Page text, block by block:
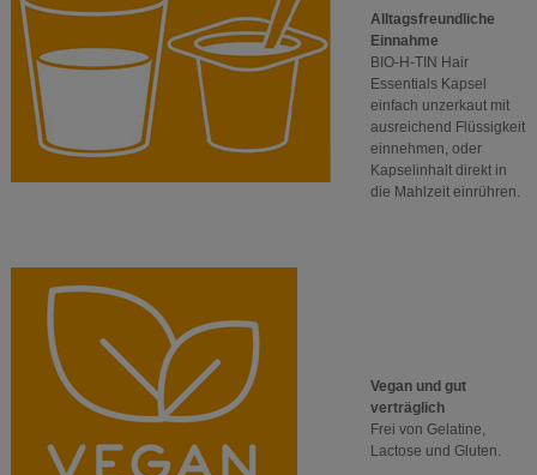
Alltagsfreundliche
Einnahme
BIO-H-TIN Hair
Essentials Kapsel
einfach unzerkaut mit
ausreichend Flüssigkeit
einnehmen, oder
Kapselinhalt direkt in
die Mahlzeit einrühren.
Vegan und gut
verträglich
Frei von Gelatine,
Lactose und Gluten.